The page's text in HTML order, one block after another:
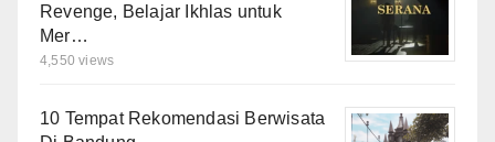
Revenge, Belajar Ikhlas untuk
Mer…
4,550 views
10 Tempat Rekomendasi Berwisata